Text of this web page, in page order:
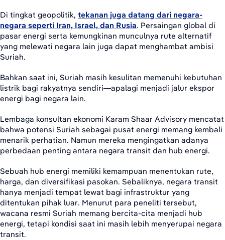
Di tingkat geopolitik, tekanan juga datang dari negara-
negara seperti Iran, Israel, dan Rusia. Persaingan global di
pasar energi serta kemungkinan munculnya rute alternatif
yang melewati negara lain juga dapat menghambat ambisi
Suriah.
Bahkan saat ini, Suriah masih kesulitan memenuhi kebutuhan
listrik bagi rakyatnya sendiri—apalagi menjadi jalur ekspor
energi bagi negara lain.
Lembaga konsultan ekonomi Karam Shaar Advisory mencatat
bahwa potensi Suriah sebagai pusat energi memang kembali
menarik perhatian. Namun mereka mengingatkan adanya
perbedaan penting antara negara transit dan hub energi.
Sebuah hub energi memiliki kemampuan menentukan rute,
harga, dan diversifikasi pasokan. Sebaliknya, negara transit
hanya menjadi tempat lewat bagi infrastruktur yang
ditentukan pihak luar. Menurut para peneliti tersebut,
wacana resmi Suriah memang bercita-cita menjadi hub
energi, tetapi kondisi saat ini masih lebih menyerupai negara
transit.